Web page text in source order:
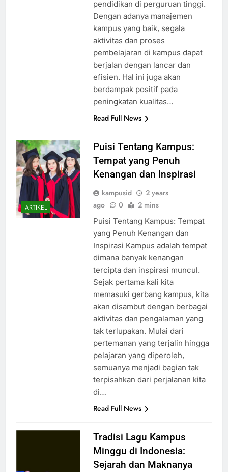
pendidikan di perguruan tinggi.
Dengan adanya manajemen
kampus yang baik, segala
aktivitas dan proses
pembelajaran di kampus dapat
berjalan dengan lancar dan
efisien. Hal ini juga akan
berdampak positif pada
peningkatan kualitas…
Read Full News
ARTIKEL
Puisi Tentang Kampus:
Tempat yang Penuh
Kenangan dan Inspirasi
kampusid
2 years
ago
0 2 mins
Puisi Tentang Kampus: Tempat
yang Penuh Kenangan dan
Inspirasi Kampus adalah tempat
dimana banyak kenangan
tercipta dan inspirasi muncul.
Sejak pertama kali kita
memasuki gerbang kampus, kita
akan disambut dengan berbagai
aktivitas dan pengalaman yang
tak terlupakan. Mulai dari
pertemanan yang terjalin hingga
pelajaran yang diperoleh,
semuanya menjadi bagian tak
terpisahkan dari perjalanan kita
di…
Read Full News
Tradisi Lagu Kampus
Minggu di Indonesia:
Sejarah dan Maknanya